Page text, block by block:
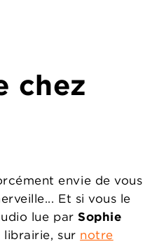
chez
envie de vous
Et si vous le
lue parSophie
librairie, sur notre